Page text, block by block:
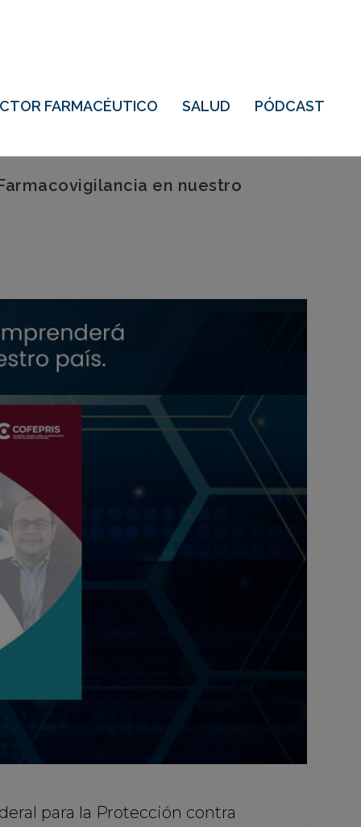
FARMACÉUTICO SALUD PÓDCAST
en nuestro
para la Protección contra